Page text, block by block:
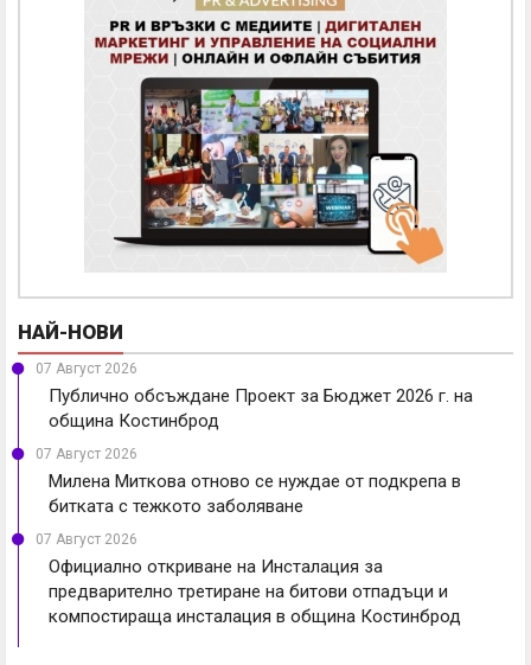
НАЙ-НОВИ
07 Август 2026
Публично обсъждане Проект за Бюджет 2026 г. на
община Костинброд
07 Август 2026
Милена Миткова отново се нуждае от подкрепа в
битката с тежкото заболяване
07 Август 2026
Официално откриване на Инсталация за
предварително третиране на битови отпадъци и
компостираща инсталация в община Костинброд